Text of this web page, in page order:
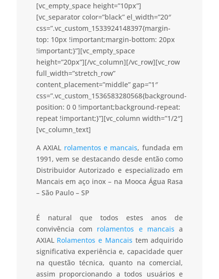
[vc_empty_space height=”10px”]
[vc_separator color=”black” el_width=”20″
css=”.vc_custom_1533924148397{margin-
top: 10px !important;margin-bottom: 20px
!important;}”][vc_empty_space
height=”20px”][/vc_column][/vc_row][vc_row
full_width=”stretch_row”
content_placement=”middle” gap=”1″
css=”.vc_custom_1536583280568{background-
position: 0 0 !important;background-repeat:
repeat !important;}”][vc_column width=”1/2″]
[vc_column_text]
A AXIAL rolamentos e mancais, fundada em
1991, vem se destacando desde então como
Distribuidor Autorizado e especializado em
Mancais em aço inox – na Mooca Água Rasa
– São Paulo – SP
É natural que todos estes anos de
convivência com rolamentos e mancais a
AXIAL Rolamentos e Mancais tem adquirido
significativa experiência e, capacidade quer
na questão técnica, quanto na comercial,
assim proporcionando a todos usuários e